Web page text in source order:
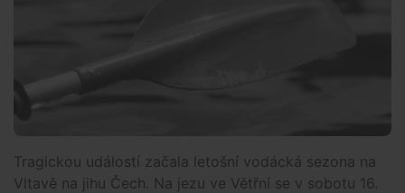
Tragickou událostí začala letošní vodácká sezona na
Vltavě na jihu Čech. Na jezu ve Větřní se v sobotu 16.